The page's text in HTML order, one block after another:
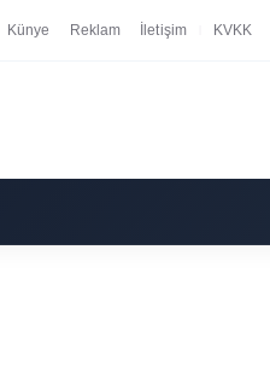
Künye Reklam İletişim KVKK